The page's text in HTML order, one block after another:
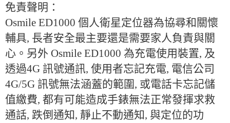
免責聲明：
Osmile ED1000 個人衛星定位器為協尋和關懷
輔具, 長者安全最主要還是需要家人負責與關
心。另外 Osmile ED1000 為充電使用裝置, 及
透過4G 訊號通訊, 使用者忘記充電, 電信公司
4G/5G 訊號無法涵蓋的範圍, 或電話卡忘記儲
值繳費, 都有可能造成手錶無法正常發揮求救
通話, 跌倒通知, 靜止不動通知, 與定位的功